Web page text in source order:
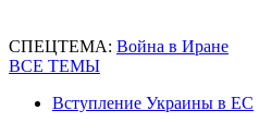
СПЕЦТЕМА: Война в Иране
ВСЕ ТЕМЫ
Вступление Украины в ЕС